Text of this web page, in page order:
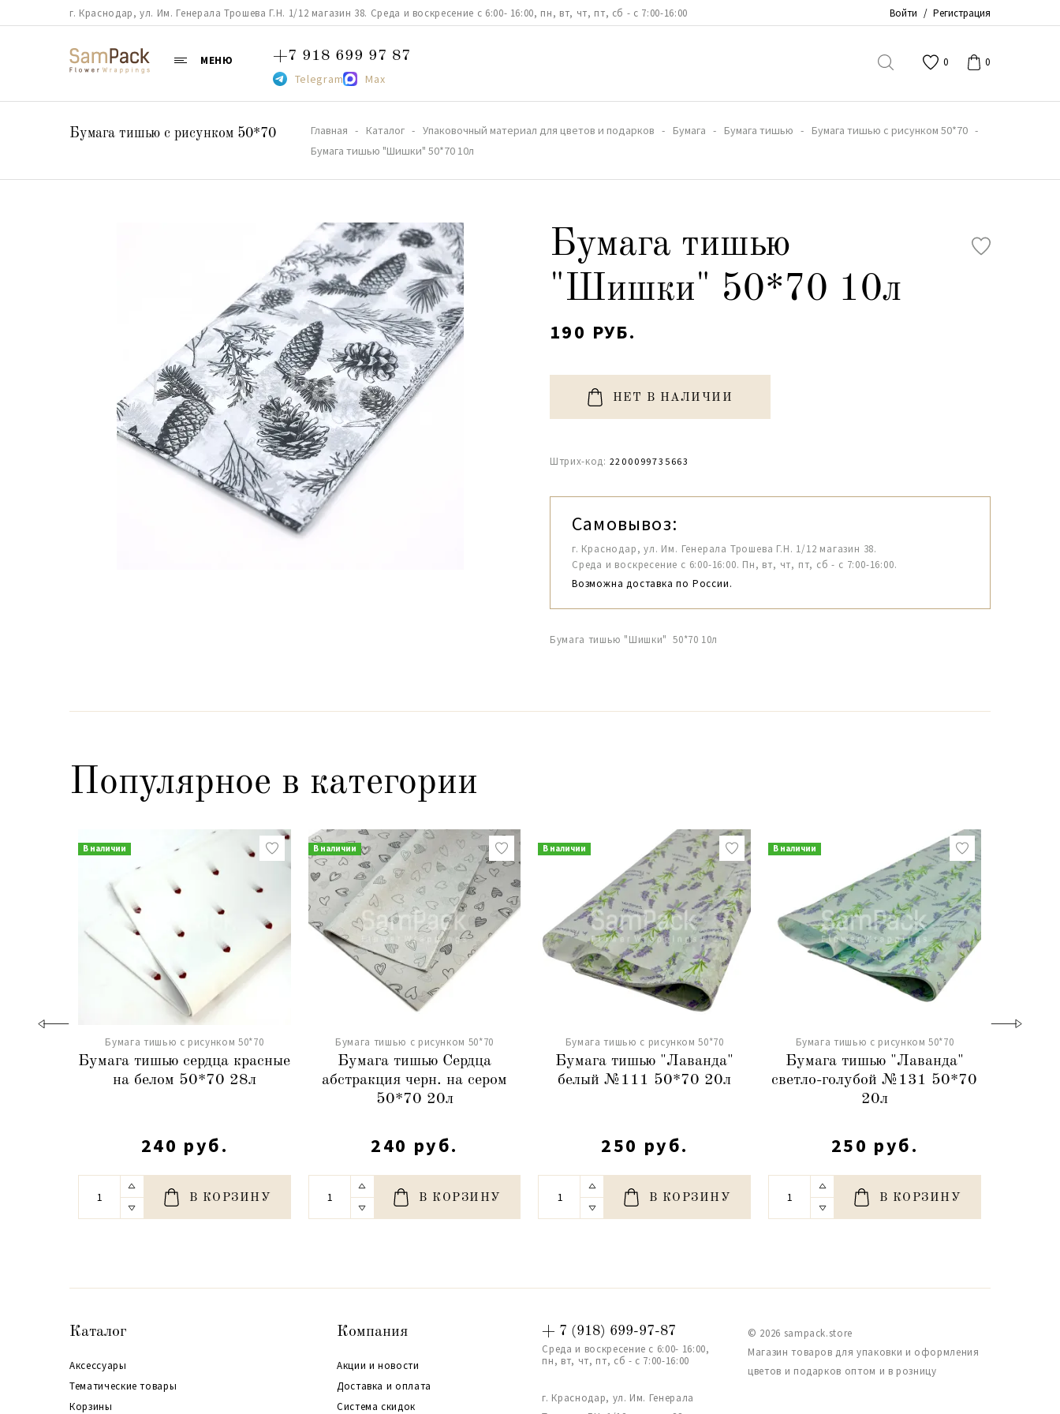
г. Краснодар, ул. Им. Генерала Трошева Г.Н. 1/12 магазин 38. Среда и воскресение с 6:00- 16:00, пн, вт, чт, пт, сб - с 7:00-16:00 Войти / Регистрация
МЕНЮ +7 918 699 97 87
Telegram Max
0 0
Бумага тишью с рисунком 50*70 Главная Каталог Упаковочный материал для цветов и подарков Бумага Бумага тишью
Бумага тишью с рисунком 50*70
Бумага тишью "Шишки" 50*70 10л
Бумага тишью
"Шишки" 50*70 10л
190 РУБ.
НЕТ В НАЛИЧИИ
Штрих-код: 2200099735663
Самовывоз:
г. Краснодар, ул. Им. Генерала Трошева Г.Н. 1/12 магазин 38.
Среда и воскресение с 6:00-16:00. Пн, вт, чт, пт, сб - с 7:00-16:00.
Возможна доставка по России.
Бумага тишью "Шишки" 50*70 10л
Популярное в категории
В наличии
Бумага тишью с рисунком 50*70
Бумага тишью сердца красные
на белом 50*70 28л
240 руб.
В КОРЗИНУ
В наличии
Бумага тишью с рисунком 50*70
Бумага тишью Сердца
абстракция черн. на сером
50*70 20л
240 руб.
В КОРЗИНУ
В наличии
Бумага тишью с рисунком 50*70
Бумага тишью "Лаванда"
белый №111 50*70 20л
250 руб.
В КОРЗИНУ
В наличии
Бумага тишью с рисунком 50*70
Бумага тишью "Лаванда"
светло-голубой №131 50*70
20л
250 руб.
В КОРЗИНУ
Каталог
Аксессуары
Тематические товары
Корзины
Компания
Акции и новости
Доставка и оплата
Система скидок
+ 7 (918) 699-97-87
Среда и воскресение с 6:00- 16:00,
пн, вт, чт, пт, сб - с 7:00-16:00
г. Краснодар, ул. Им. Генерала
© 2026 sampack.store
Магазин товаров для упаковки и оформления
цветов и подарков оптом и в розницу